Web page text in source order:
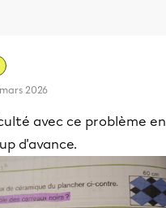
2026
avec ce problème
d'avance.